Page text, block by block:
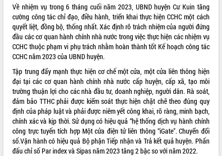
Về nhiệm vụ trong 6 tháng cuối năm 2023, UBND huyện Cư Kuin tăng
cường công tác chỉ đạo, điều hành, triển khai thực hiện CCHC một cách
quyết liệt, đồng bộ, thống nhất. Xác định rõ trách nhiệm của người đứng
đầu các cơ quan hành chính nhà nước trong việc thực hiện các nhiệm vụ
CCHC thuộc phạm vi phụ trách nhằm hoàn thành tốt Kế hoạch công tác
CCHC năm 2023 của UBND huyện.
Tập trung đẩy mạnh thực hiện cơ chế một cửa, một cửa liên thông hiện
đại tại các cơ quan hành chính nhà nước cấp huyện, cấp xã, tạo môi
trường thuận lợi cho các nhà đầu tư, doanh nghiệp, người dân. Rà soát,
đảm bảo TTHC phải được kiểm soát thực hiện chặt chẽ theo đúng quy
định của pháp luật và phải được niêm yết công khai, rõ ràng, minh bạch,
chính xác và kịp thời. Sử dụng có hiệu quả “hệ thống dịch vụ hành chính
công trực tuyến tích hợp Một cửa điện tử liên thông “iGate". Chuyển đổi
số.Vận hành có hiệu quả Bộ phận Tiếp nhận và Trả kết quả huyện. Phấn
đấu chỉ số Par index và Sipas năm 2023 tăng 2 bậc so với năm 2022.